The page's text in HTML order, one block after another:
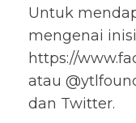
Untuk
mengenai
https://
atau
dan Twitter.